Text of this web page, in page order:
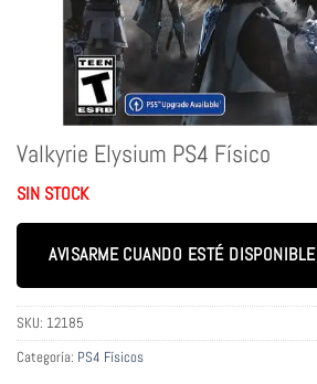
Valkyrie Elysium PS4 Físico
SIN STOCK
AVISARME CUANDO ESTÉ DISPONIBLE
SKU: 12185
Categoría: PS4 Físicos